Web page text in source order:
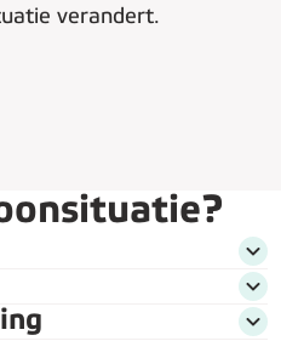
verandert.
Ik
Ik
Ik